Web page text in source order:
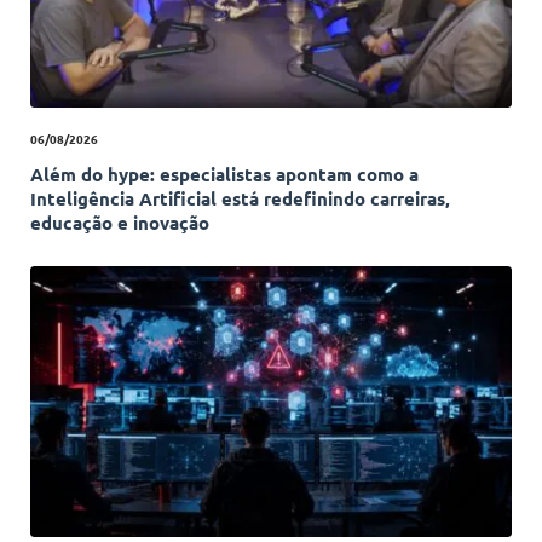
06/08/2026
Além do hype: especialistas apontam como a
Inteligência Artificial está redefinindo carreiras,
educação e inovação